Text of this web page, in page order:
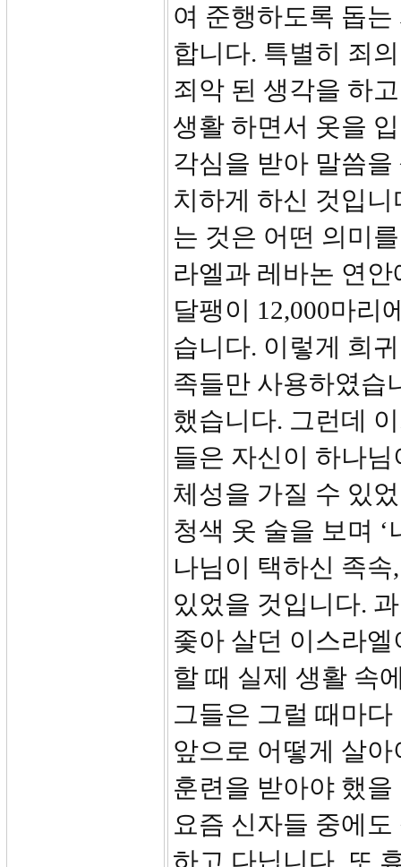
여 준행하도록 돕
합니다. 특별히 죄
죄악 된 생각을 하
생활 하면서 옷을
각심을 받아 말씀
치하게 하신 것입
는 것은 어떤 의미
라엘과 레바논 연
달팽이 12,000마리
습니다. 이렇게 희
족들만 사용하였습
했습니다. 그런데
들은 자신이 하나
체성을 가질 수 있
청색 옷 술을 보며
나님이 택하신 족
있었을 것입니다.
좇아 살던 이스라
할 때 실제 생활 속
그들은 그럴 때마
앞으로 어떻게 살
훈련을 받아야 했을
요즘 신자들 중에
하고 다닙니다. 또